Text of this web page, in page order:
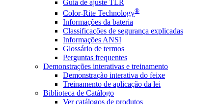
Guia de ajuste TLR
Color-Rite Technology®
Informações da bateria
Classificações de segurança explicadas
Informações ANSI
Glossário de termos
Perguntas frequentes
Demonstrações interativas e treinamento
Demonstração interativa do feixe
Treinamento de aplicação da lei
Biblioteca de Catálogo
Ver catálogos de produtos